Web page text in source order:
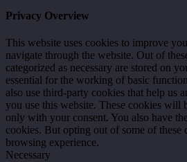
Privacy Overview
This website uses cookies to improve
navigate through the website. Out of
categorized as necessary are stored on
essential for the working of basic
also use third-party cookies that help us
you use this website. These cookies will
only with your consent. You also have
cookies. But opting out of some of these
browsing experience.
Necessary